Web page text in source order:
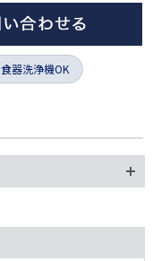
食器洗浄機OK